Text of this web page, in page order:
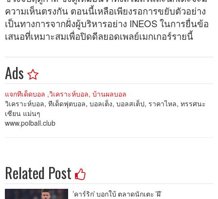
ความเห็นตรงกัน ตอนนี้เหลือเพียงรอการขยับตัวอย่าง
เป็นทางการจากฝั่งผู้บริหารอย่าง INEOS ในการยื่นข้อ
เสนอที่เหมาะสมเพื่อปิดดีลยอดเพลย์เมกเกอร์รายนี้
Ads
แจกทีเด็ดบอล ,วิเคราะห์บอล, บ้านผลบอล
วิเคราะห์บอล, ทีเด็ดฟุตบอล, บอลเต็ง, บอลสเต็ป, ราคาไหล, ทรรศนะ
เซียน แม่นๆ
www.polball.club
Related Post
'คาร์ริก' บอกใบ้ ตลาดนักเตะ 'ผี'